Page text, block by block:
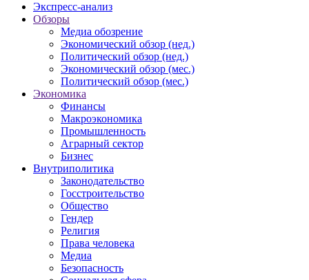
Экспресс-анализ
Обзоры
Медиа обозрение
Экономический обзор (нед.)
Политический обзор (нед.)
Экономический обзор (мес.)
Политический обзор (мес.)
Экономика
Финансы
Макроэкономика
Промышленность
Аграрный сектор
Бизнес
Внутриполитика
Законодательство
Госстроительство
Общество
Гендер
Религия
Права человека
Медиа
Безопасность